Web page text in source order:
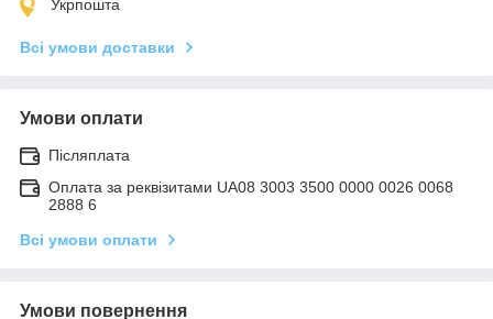
Укрпошта
Всі умови доставки
Умови оплати
Післяплата
Оплата за реквізитами UA08 3003 3500 0000 0026 0068
2888 6
Всі умови оплати
Умови повернення